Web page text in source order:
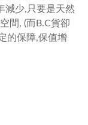
減少,只要是天然
間, (而B.C貨卻
的保障,保值增